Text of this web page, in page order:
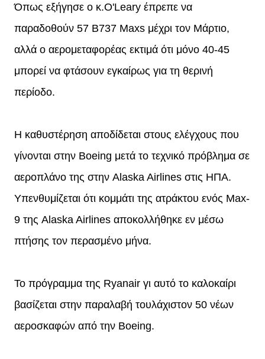
Όπως εξήγησε ο κ.O'Leary έπρεπε να
παραδοθούν 57 B737 Maxs μέχρι τον Μάρτιο,
αλλά ο αερομεταφορέας εκτιμά ότι μόνο 40-45
μπορεί να φτάσουν εγκαίρως για τη θερινή
περίοδο.
Η καθυστέρηση αποδίδεται στους ελέγχους που
γίνονται στην Boeing μετά το τεχνικό πρόβλημα σε
αεροπλάνο της στην Alaska Airlines στις ΗΠΑ.
Υπενθυμίζεται ότι κομμάτι της ατράκτου ενός Max-
9 της Alaska Airlines αποκολλήθηκε εν μέσω
πτήσης τον περασμένο μήνα.
Το πρόγραμμα της Ryanair γι αυτό το καλοκαίρι
βασίζεται στην παραλαβή τουλάχιστον 50 νέων
αεροσκαφών από την Boeing.